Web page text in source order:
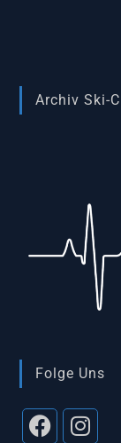
Archiv Ski-
Folge Uns